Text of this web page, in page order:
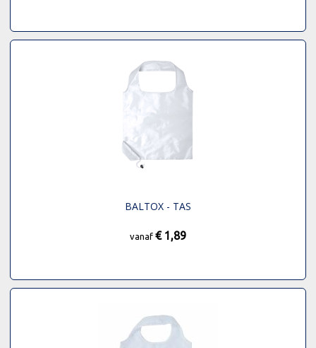
BALTOX - TAS
vanaf € 1,89